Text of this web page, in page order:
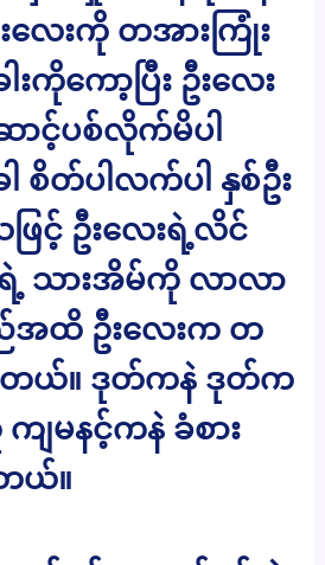
ဦးလေးကို တအားကြုံး
းကိုကော့ပြီး ဦးလေး
င့်ပစ်လိုက်မိပါ
စိတ်ပါလက်ပါ နှစ်ဦး
ြင့် ဦးလေးရဲ့လိင်
သားအိမ်ကို လာလာ
ထိ ဦးလေးက တ
ါတယ်။ ဒုတ်ကနဲ ဒုတ်က
မနင့်ကနဲ ခံစား
ယ်။